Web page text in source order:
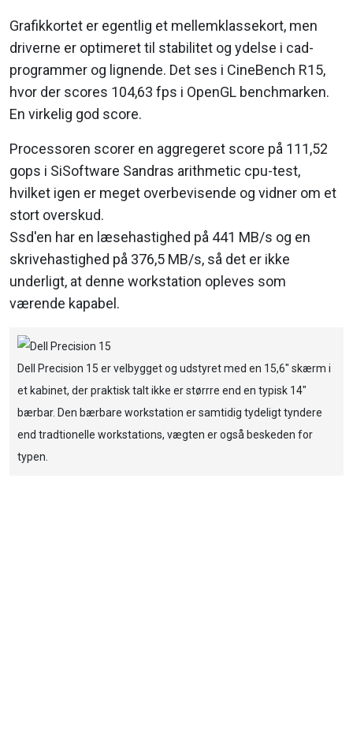
Grafikkortet er egentlig et mellemklassekort, men
driverne er optimeret til stabilitet og ydelse i cad-
programmer og lignende. Det ses i CineBench R15,
hvor der scores 104,63 fps i OpenGL benchmarken.
En virkelig god score.
Processoren scorer en aggregeret score på 111,52
gops i SiSoftware Sandras arithmetic cpu-test,
hvilket igen er meget overbevisende og vidner om et
stort overskud.
Ssd'en har en læsehastighed på 441 MB/s og en
skrivehastighed på 376,5 MB/s, så det er ikke
underligt, at denne workstation opleves som
værende kapabel.
Dell Precision 15 er velbygget og udstyret med en 15,6" skærm i
et kabinet, der praktisk talt ikke er størrre end en typisk 14"
bærbar. Den bærbare workstation er samtidig tydeligt tyndere
end tradtionelle workstations, vægten er også beskeden for
typen.